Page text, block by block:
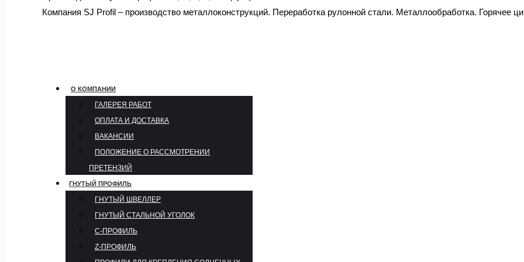
Компания SJ Profil – производство металлоконструкций. Переработка рулонной стали. Металлообработка. Горячее
О КОМПАНИИ
ГАЛЕРЕЯ РАБОТ
ОПЛАТА И ДОСТАВКА
ВАКАНСИИ
ПОЛОЖЕНИЕ О РАССМОТРЕНИИ
ПРЕТЕНЗИЙ
ГНУТЫЙ ПРОФИЛЬ
ГНУТЫЙ ШВЕЛЛЕР
ГНУТЫЙ СТАЛЬНОЙ УГОЛОК
С-ПРОФИЛЬ
Z-ПРОФИЛЬ